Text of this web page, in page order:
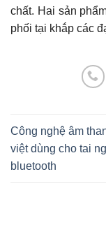
chất. Hai sản
phối tại khắp các
Công nghệ âm
việt dùng cho tai
bluetooth